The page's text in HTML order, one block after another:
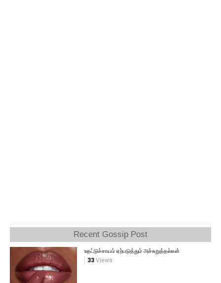
Recent Gossip Post
உதட்டுச்சாயம் ஏற்படுத்தும் அச்சுறுத்தல்கள்
33Views